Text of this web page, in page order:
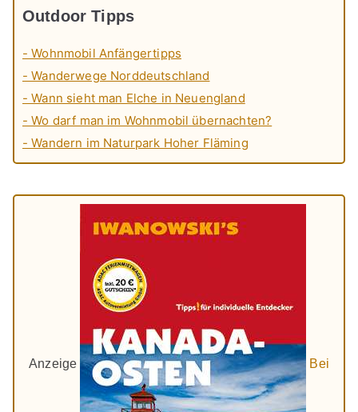
Outdoor Tipps
- Wohnmobil Anfängertipps
- Wanderwege Norddeutschland
- Wann sieht man Elche in Neuengland
- Wo darf man im Wohnmobil übernachten?
- Wandern im Naturpark Hoher Fläming
Anzeige Bei